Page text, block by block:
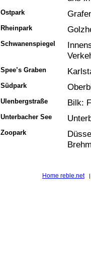
Ostpark
Rheinpark
Schwanenspiegel
Spee’s Graben
Südpark
Ulenbergstraße Bilk:
Unterbacher See
Zoopark
Home reble.net